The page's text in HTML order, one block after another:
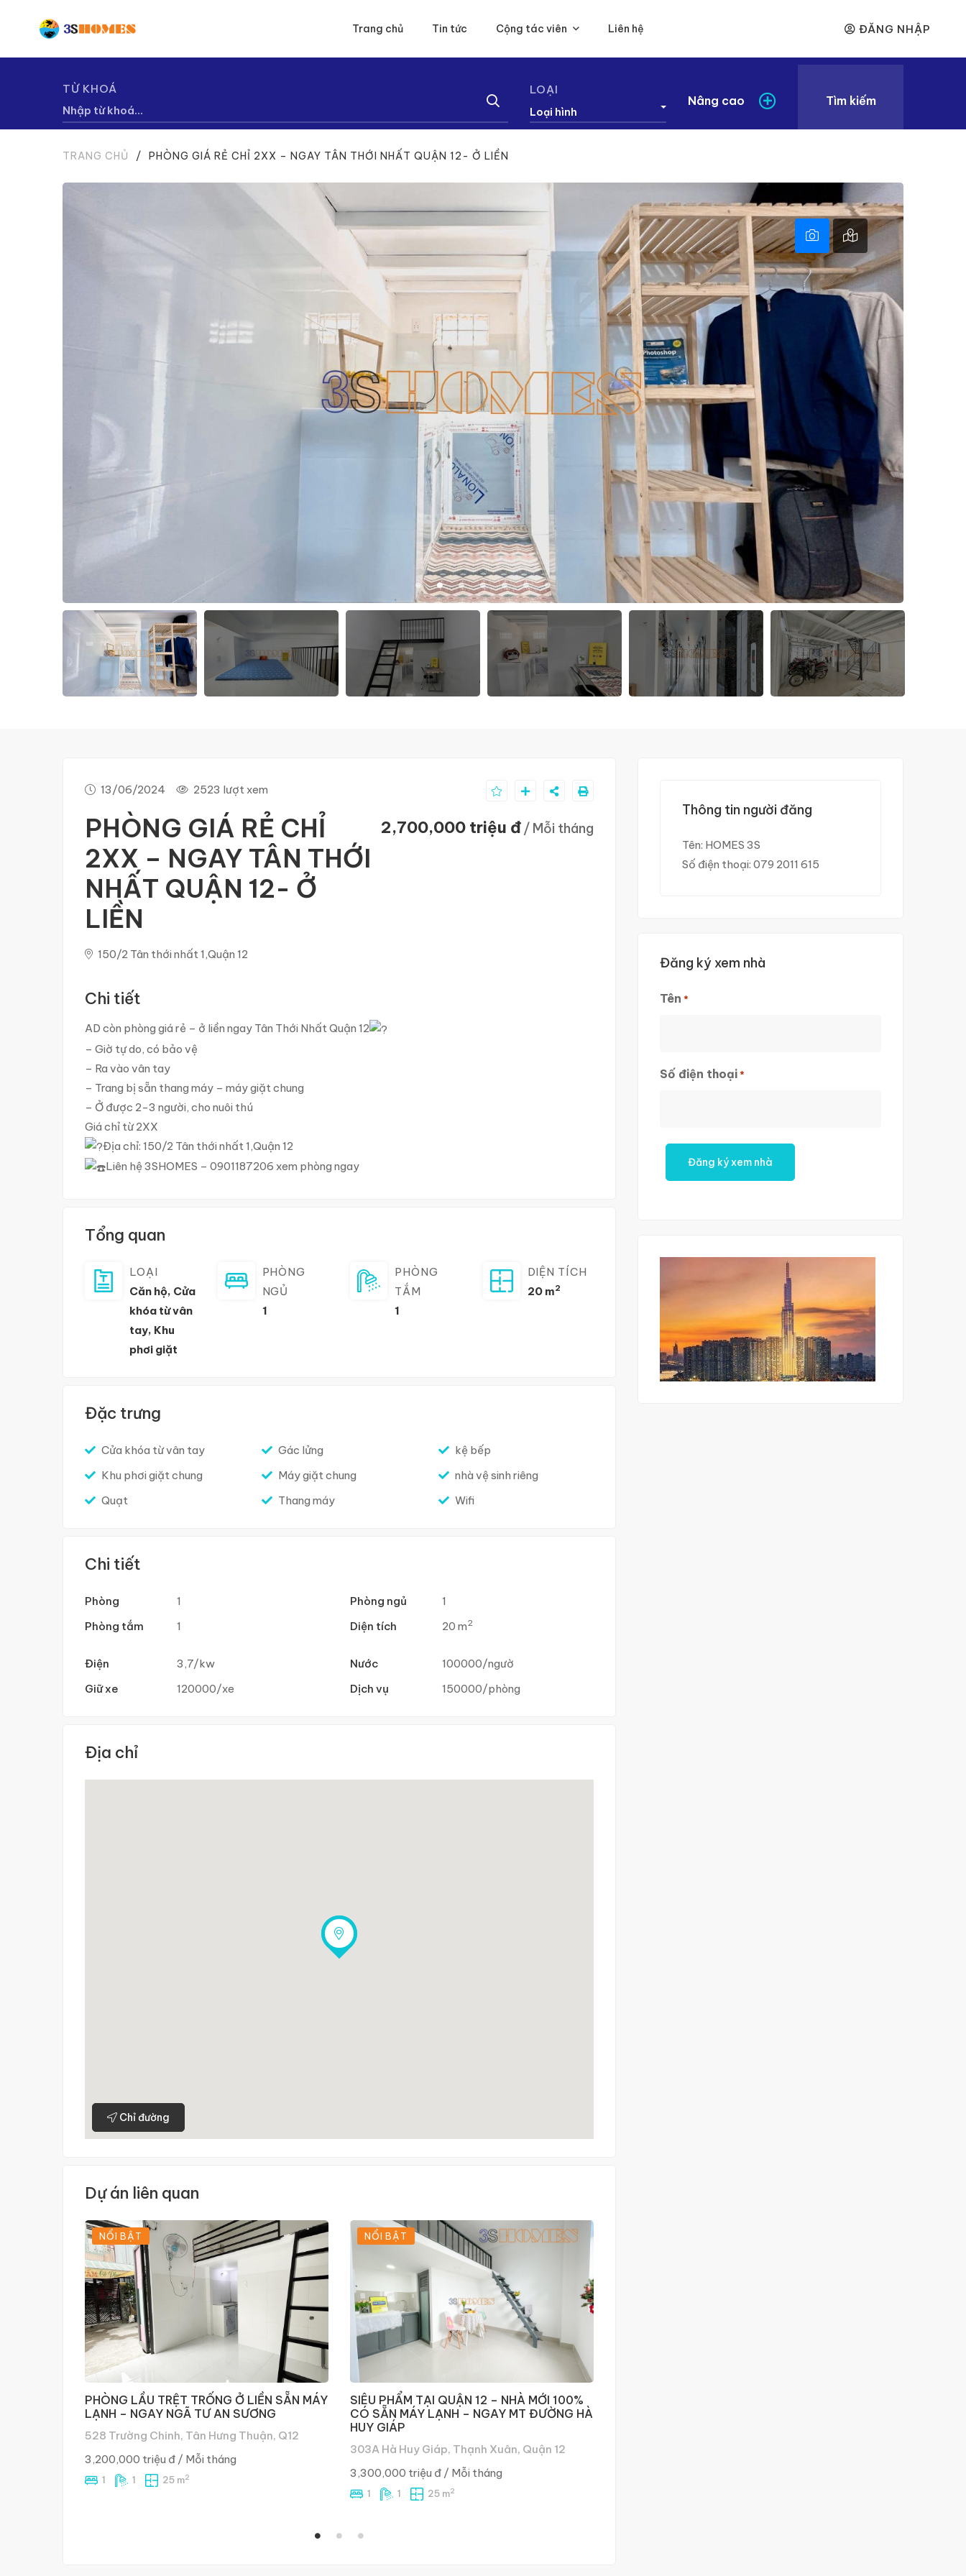
Trang chủ Tin tức Cộng tác viên Liên hệ ĐĂNG NHẬP
TỪ KHOÁ LOẠI
Loại hình
Nâng cao Tìm kiếm
TRANG CHỦ / PHÒNG GIÁ RẺ CHỈ 2XX – NGAY TÂN THỚI NHẤT QUẬN 12- Ở LIỀN
13/06/2024 2523 lượt xem
PHÒNG GIÁ RẺ CHỈ
2XX – NGAY TÂN THỚI
NHẤT QUẬN 12- Ở
LIỀN
150/2 Tân thới nhất 1,Quận 12
2,700,000 triệu đ / Mỗi tháng
Chi tiết
AD còn phòng giá rẻ – ở liền ngay Tân Thới Nhất Quận 12
– Giờ tự do, có bảo vệ
– Ra vào vân tay
– Trang bị sẵn thang máy – máy giặt chung
– Ở được 2-3 người, cho nuôi thú
Giá chỉ từ 2XX
Địa chỉ: 150/2 Tân thới nhất 1,Quận 12
Liên hệ 3SHOMES – 0901187206 xem phòng ngay
Tổng quan
LOẠI
Căn hộ, Cửa
khóa từ vân
tay, Khu
phơi giặt
PHÒNG
NGỦ
1
PHÒNG
TẮM
1
DIỆN TÍCH
20 m2
Đặc trưng
Cửa khóa từ vân tay Gác lửng
kệ bếp
Khu phơi giặt chung
Máy giặt chung
nhà vệ sinh riêng
Quạt
Thang máy Wifi
Chi tiết
Phòng 1 Phòng ngủ
1
Phòng tắm
1 Diện tích 20 m2
Điện 3,7/kw Nước
100000/ngườ
Giữ xe
120000/xe Dịch vụ 150000/phòng
Địa chỉ
Chỉ đường
Dự án liên quan
NỔI BẬT
PHÒNG LẦU TRỆT TRỐNG Ở LIỀN SẴN MÁY
LẠNH – NGAY NGÃ TƯ AN SƯƠNG
528 Trường Chinh, Tân Hưng Thuận, Q12
3,200,000 triệu đ / Mỗi tháng
1 1 25 m2
NỔI BẬT
SIÊU PHẨM TẠI QUẬN 12 – NHÀ MỚI 100%
CÓ SẴN MÁY LẠNH – NGAY MT ĐƯỜNG HÀ
HUY GIÁP
303A Hà Huy Giáp, Thạnh Xuân, Quận 12
3,300,000 triệu đ / Mỗi tháng
1 1 25 m2
Thông tin người đăng
Tên: HOMES 3S
Số điện thoại: 079 2011 615
Đăng ký xem nhà
Tên *
First
Số điện thoại *